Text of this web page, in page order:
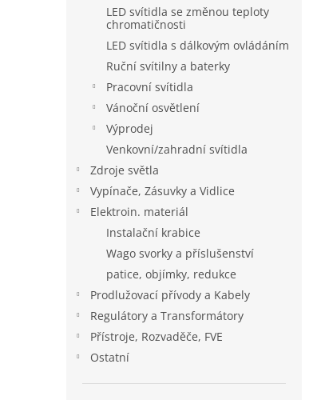
LED svítidla se změnou teploty
chromatičnosti
LED svítidla s dálkovým ovládáním
Ruční svítilny a baterky
Pracovní svítidla
Vánoční osvětlení
Výprodej
Venkovní/zahradní svítidla
Zdroje světla
Vypínače, Zásuvky a Vidlice
Elektroin. materiál
Instalační krabice
Wago svorky a příslušenství
patice, objímky, redukce
Prodlužovací přívody a Kabely
Regulátory a Transformátory
Přístroje, Rozvaděče, FVE
Ostatní